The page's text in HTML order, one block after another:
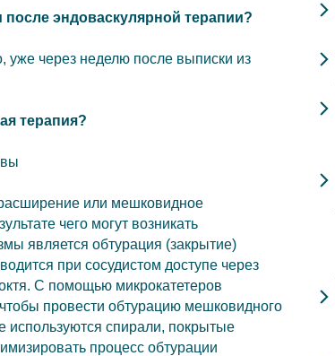
эндоваскулярной терапии?
уже через неделю после выписки из
терапия?
или мешковидное
чего могут возникать
является обтурация (закрытие)
при сосудистом доступе через
С помощью микрокатетеров
провести обтурацию мешковидного
используются спирали, покрытые
процесс обтурации